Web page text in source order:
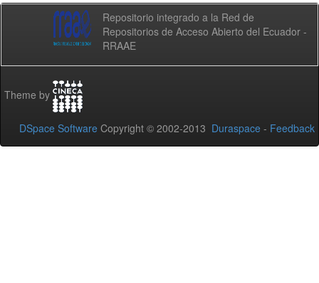
Repositorio integrado a la Red de
Repositorios de Acceso Abierto del Ecuador -
RRAAE
Theme by
DSpace Software Copyright © 2002-2013 Duraspace - Feedback